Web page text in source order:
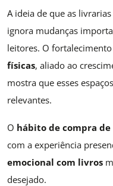
A ideia de que as
ignora mudanças
leitores. O
físicas, aliado ao
mostra que esses
relevantes.
O hábito de compra
com a experiência
emocional com livros
desejado.